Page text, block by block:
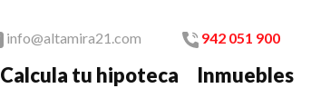
info@altamira21.com 942 051 900
Calcula tu hipoteca Inmuebles